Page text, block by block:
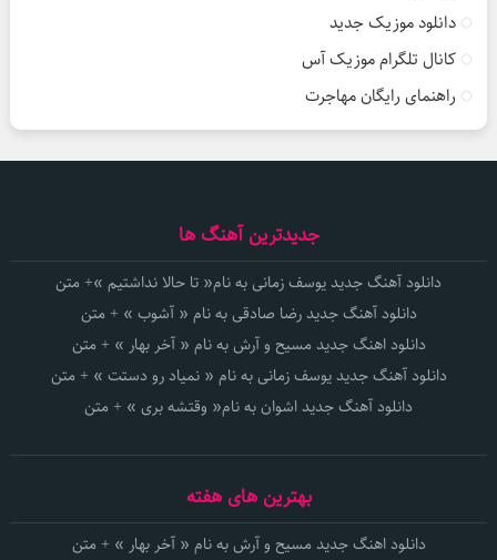
دانلود موزیک جدید
کانال تلگرام موزیک آس
راهنمای رایگان مهاجرت
جدیدترین آهنگ ها
دانلود آهنگ جدید یوسف زمانی به نام« تا حالا نداشتیم »+ متن
دانلود آهنگ جدید رضا صادقی به نام « آشوب » + متن
دانلود اهنگ جدید مسیح و آرش به نام « آخر بهار » + متن
دانلود آهنگ جدید یوسف زمانی به نام « نمیاد رو دستت » + متن
دانلود آهنگ جدید اشوان به نام« وقتشه بری » + متن
بهترین های هفته
دانلود اهنگ جدید مسیح و آرش به نام « آخر بهار » + متن